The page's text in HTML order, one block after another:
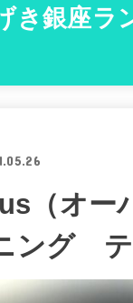
き銀座ラ
（オー
ング テ